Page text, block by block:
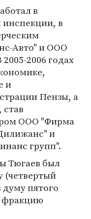
в
инспекции, в
Авто" и ООО
2006 годах
и
Пензы, а
став
ООО "Фирма
и
групп".
Тюгаев был
(четвертый
думу пятого
фракцию